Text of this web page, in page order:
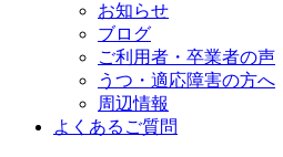
お知らせ
ブログ
ご利用者・卒業者の声
うつ・適応障害の方へ
周辺情報
よくあるご質問